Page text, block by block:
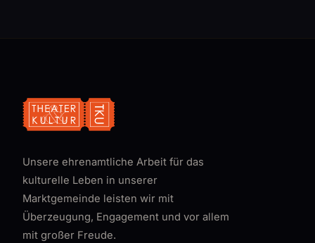
Unsere ehrenamtliche Arbeit für das
kulturelle Leben in unserer
Marktgemeinde leisten wir mit
Überzeugung, Engagement und vor allem
mit großer Freude.